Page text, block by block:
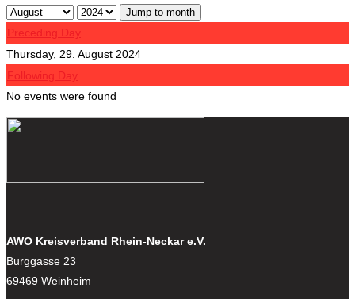
Jump to month
Preceding Day
Thursday, 29. August 2024
Following Day
No events were found
AWO Kreisverband Rhein-Neckar e.V.
Burggasse 23
69469 Weinheim